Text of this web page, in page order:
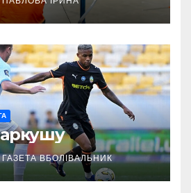
як долучитися
ГАЗЕТА ВБОЛІВАЛЬНИК